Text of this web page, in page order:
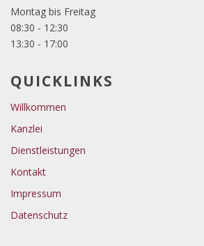
Montag bis Freitag
08:30 - 12:30
13:30 - 17:00
QUICKLINKS
Willkommen
Kanzlei
Dienstleistungen
Kontakt
Impressum
Datenschutz